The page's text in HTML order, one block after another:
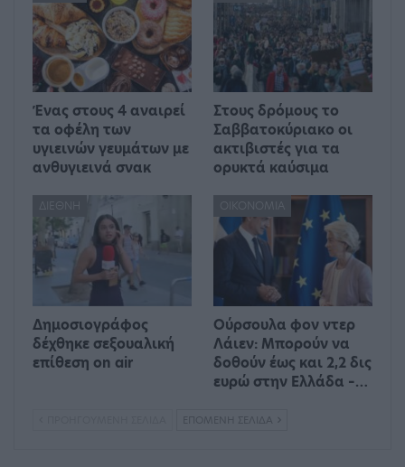
Ένας στους 4 αναιρεί
τα οφέλη των
υγιεινών γευμάτων με
ανθυγιεινά σνακ
Στους δρόμους το
Σαββατοκύριακο οι
ακτιβιστές για τα
ορυκτά καύσιμα
ΔΙΕΘΝΉ
Δημοσιογράφος
δέχθηκε σεξουαλική
επίθεση on air
ΟΙΚΟΝΟΜΊΑ
Ούρσουλα φον ντερ
Λάιεν: Μπορούν να
δοθούν έως και 2,2 δις
ευρώ στην Ελλάδα –…
ΕΠΌΜΕΝΗ ΣΕΛΊΔΑ